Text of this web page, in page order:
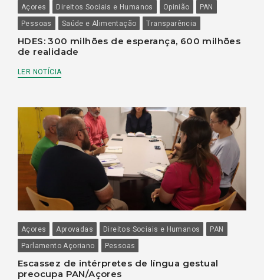
Açores Direitos Sociais e Humanos Opinião
PAN
Pessoas
Saúde e Alimentação Transparência
HDES: 300 milhões de esperança, 600 milhões
de realidade
LER NOTÍCIA
Açores Aprovadas Direitos Sociais e Humanos
PAN
Parlamento Açoriano
Pessoas
Escassez de intérpretes de língua gestual
preocupa PAN/Açores